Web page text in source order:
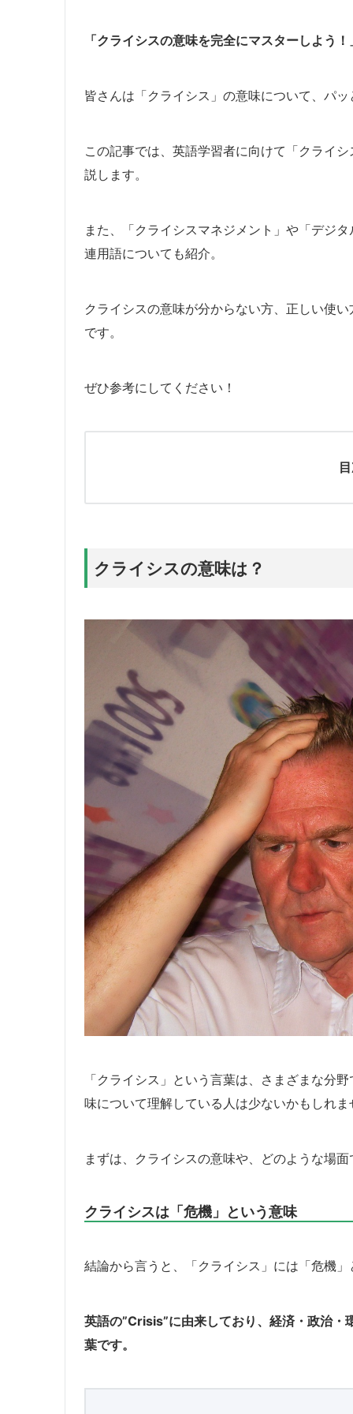
「クライシスの意味を完全にマスターしよう！
皆さんは「クライシス」の意味について、パ
この記事では、英語学習者に向けて「クライ
説します。
また、「クライシスマネジメント」や「デジ
連用語についても紹介。
クライシスの意味が分からない方、正しい使
です。
ぜひ参考にしてください！
クライシスの意味は？
「クライシス」という言葉は、さまざまな分
味について理解している人は少ないかもしれま
まずは、クライシスの意味や、どのような場
クライシスは「危機」という意味
結論から言うと、「クライシス」には「危機
英語の”Crisis”に由来しており、経済・政治
葉です。